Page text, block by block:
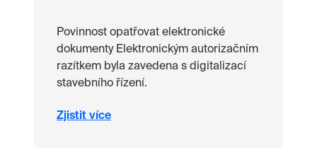
Povinnost opatřovat elektronické
dokumenty Elektronickým autorizačním
razítkem byla zavedena s digitalizací
stavebního řízení.
Zjistit více